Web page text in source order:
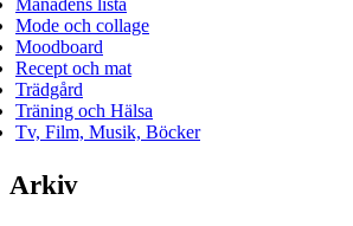
Månadens lista
Mode och collage
Moodboard
Recept och mat
Trädgård
Träning och Hälsa
Tv, Film, Musik, Böcker
Arkiv